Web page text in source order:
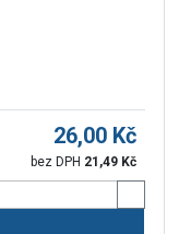
26,00 Kč
bez DPH 21,49 Kč